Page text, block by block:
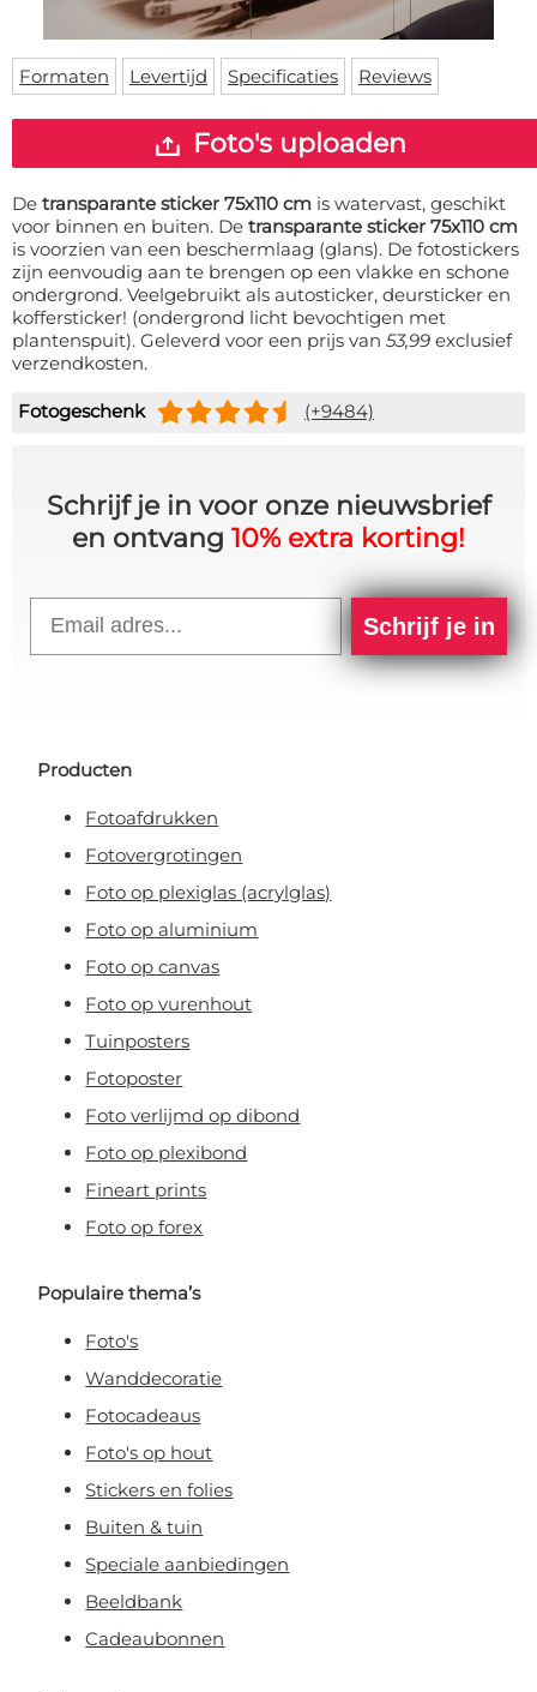
Vloermat
Skateboard deck
Levertijden
Inloggen
WhatsApp
Formaten Levertijd Specificaties Reviews
Foto's uploaden
De transparante sticker 75x110 cm is watervast, geschikt
voor binnen en buiten. De transparante sticker 75x110 cm
is voorzien van een beschermlaag (glans). De fotostickers
zijn eenvoudig aan te brengen op een vlakke en schone
ondergrond. Veelgebruikt als autosticker, deursticker en
koffersticker! (ondergrond licht bevochtigen met
plantenspuit). Geleverd voor een prijs van 53,99 exclusief
verzendkosten.
Fotogeschenk (+9484)
Schrijf je in voor onze nieuwsbrief
en ontvang 10% extra korting!
Schrijf je in
Producten
Fotoafdrukken
Fotovergrotingen
Foto op plexiglas (acrylglas)
Foto op aluminium
Foto op canvas
Foto op vurenhout
Tuinposters
Fotoposter
Foto verlijmd op dibond
Foto op plexibond
Fineart prints
Foto op forex
Populaire thema’s
Foto's
Wanddecoratie
Fotocadeaus
Foto's op hout
Stickers en folies
Buiten & tuin
Speciale aanbiedingen
Beeldbank
Cadeaubonnen